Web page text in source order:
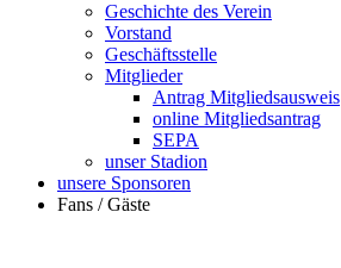
Geschichte des Verein
Vorstand
Geschäftsstelle
Mitglieder
Antrag Mitgliedsausweis
online Mitgliedsantrag
SEPA
unser Stadion
unsere Sponsoren
Fans / Gäste